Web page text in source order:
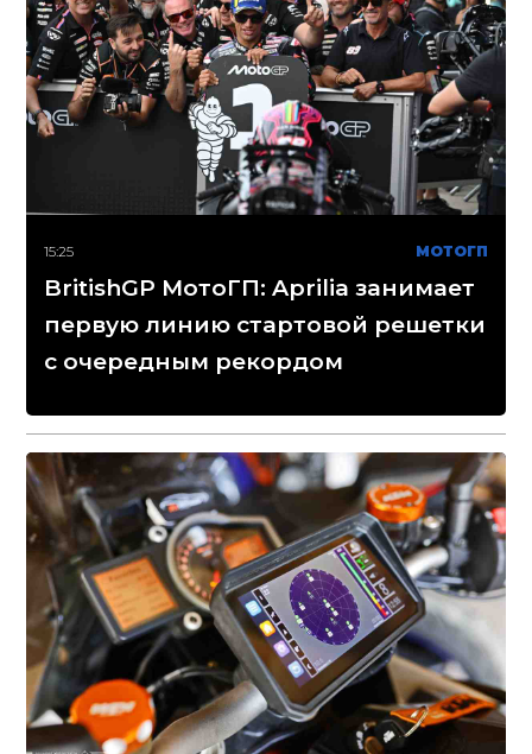
15:25 МОТОГП
BritishGP МотоГП: Aprilia занимает
первую линию стартовой решетки
с очередным рекордом